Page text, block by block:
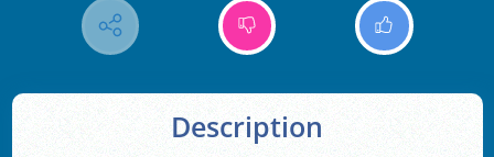
Description